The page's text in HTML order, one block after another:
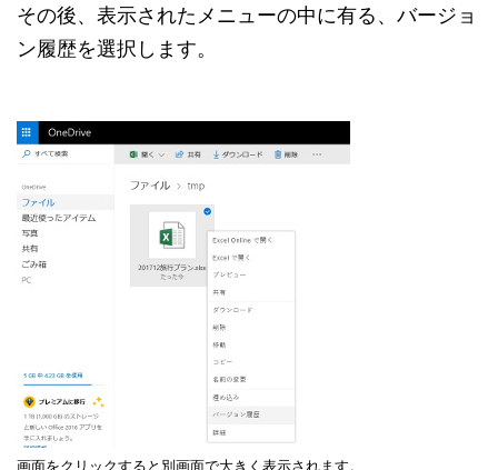
その後、表示されたメニューの中に有る、バージョ
ン履歴を選択します。
画面をクリックすると別画面で大きく表示されます。